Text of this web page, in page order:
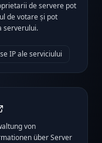
de servere pot
de votare și pot
serverului.
IP ale serviciului
von
über Server